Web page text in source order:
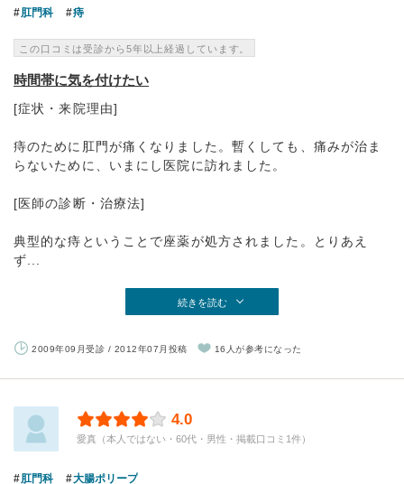
肛門科 痔
この口コミは受診から5年以上経過しています。
時間帯に気を付けたい
[症状・来院理由]
痔のために肛門が痛くなりました。暫くしても、痛みが治ま
らないために、いまにし医院に訪れました。
[医師の診断・治療法]
典型的な痔ということで座薬が処方されました。とりあえ
ず...
続きを読む
2009年09月受診 / 2012年07月投稿 16人が参考になった
4.0
愛真（本人ではない・60代・男性・掲載口コミ1件）
肛門科 大腸ポリープ